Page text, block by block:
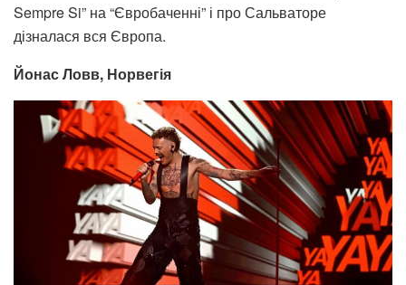
Sempre Si” на “Євробаченні” і про Сальваторе
дізналася вся Європа.
Йонас Ловв, Норвегія